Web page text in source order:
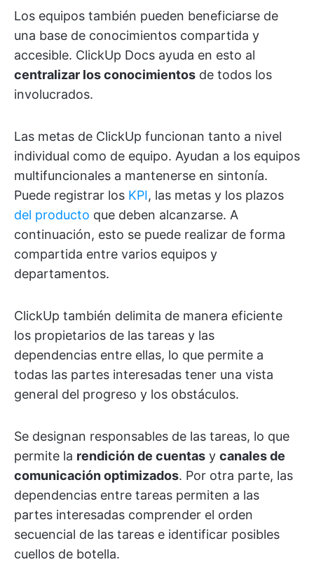
Los equipos también pueden beneficiarse de
una base de conocimientos compartida y
accesible. ClickUp Docs ayuda en esto al
centralizar los conocimientos de todos los
involucrados.
Las metas de ClickUp funcionan tanto a nivel
individual como de equipo. Ayudan a los equipos
multifuncionales a mantenerse en sintonía.
Puede registrar los KPI, las metas y los plazos
del producto que deben alcanzarse. A
continuación, esto se puede realizar de forma
compartida entre varios equipos y
departamentos.
ClickUp también delimita de manera eficiente
los propietarios de las tareas y las
dependencias entre ellas, lo que permite a
todas las partes interesadas tener una vista
general del progreso y los obstáculos.
Se designan responsables de las tareas, lo que
permite la rendición de cuentas y canales de
comunicación optimizados. Por otra parte, las
dependencias entre tareas permiten a las
partes interesadas comprender el orden
secuencial de las tareas e identificar posibles
cuellos de botella.